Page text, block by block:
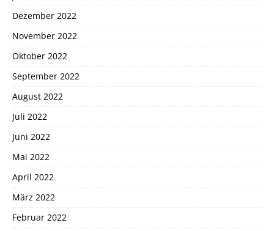
Dezember 2022
November 2022
Oktober 2022
September 2022
August 2022
Juli 2022
Juni 2022
Mai 2022
April 2022
März 2022
Februar 2022